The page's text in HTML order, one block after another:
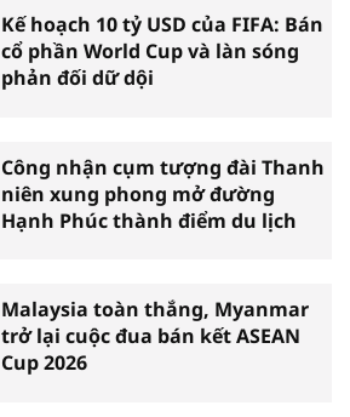
Kế hoạch 10 tỷ USD của FIFA: Bán
cổ phần World Cup và làn sóng
phản đối dữ dội
Công nhận cụm tượng đài Thanh
niên xung phong mở đường
Hạnh Phúc thành điểm du lịch
Malaysia toàn thắng, Myanmar
trở lại cuộc đua bán kết ASEAN
Cup 2026